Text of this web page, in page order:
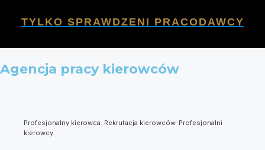
TYLKO SPRAWDZENI PRACODAWCY
Agencja pracy kierowców
Profesjonalny kierowca. Rekrutacja kierowców. Profesjonalni
kierowcy.